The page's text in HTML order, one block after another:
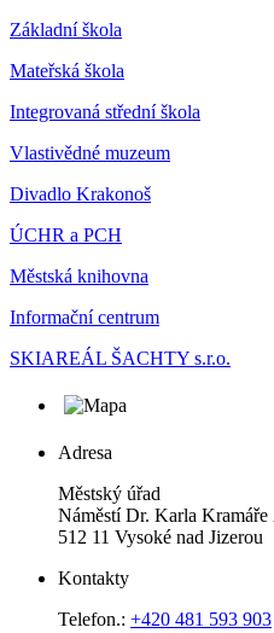
Základní škola
Mateřská škola
Integrovaná střední škola
Vlastivědné muzeum
Divadlo Krakonoš
ÚCHR a PCH
Městská knihovna
Informační centrum
SKIAREÁL ŠACHTY s.r.o.
Adresa
Městský úřad
Náměstí Dr. Karla Kramáře
512 11 Vysoké nad Jizerou
Kontakty
Telefon.: +420 481 593 903